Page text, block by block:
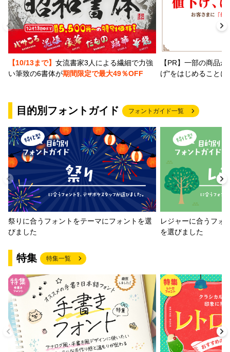
〜
リセット
【10/13まで】 女流書家3人による繊細で力強
い筆致の6書体が期間限定で最大49％OFF
【PR】一部の商品
げ"をはじめること
目的別フォントガイド フォントガイド一覧
祭りに合うフォントをテーマにフォントを選
びました
レジャーに合うフォ
を選びました
特集 特集一覧